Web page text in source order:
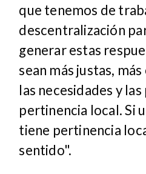
que tenemos de
descentralización
generar estas
sean más justas,
las necesidades y
pertinencia local. Si
tiene pertinencia
sentido".